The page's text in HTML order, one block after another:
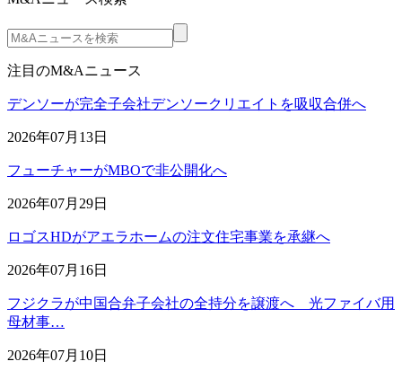
注目のM&Aニュース
デンソーが完全子会社デンソークリエイトを吸収合併へ
2026年07月13日
フューチャーがMBOで非公開化へ
2026年07月29日
ロゴスHDがアエラホームの注文住宅事業を承継へ
2026年07月16日
フジクラが中国合弁子会社の全持分を譲渡へ 光ファイバ用
母材事…
2026年07月10日